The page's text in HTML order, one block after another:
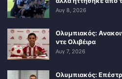
Αυγ 8, 2026
Ολυμπιακός:
ντε Ολιβέιρα
Αυγ 7, 2026
Ολυμπιακός: